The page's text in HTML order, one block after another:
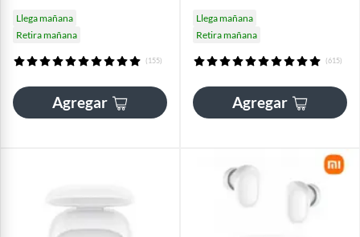
Llega mañana
Retira mañana
(155)
Agregar
Llega mañana
Retira mañana
(615)
Agregar